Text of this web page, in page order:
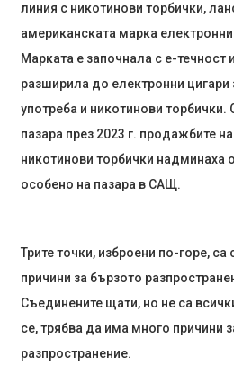
линия с никотинови торбички,
американската марка
Марката е започнала с е-течност
разширила до електронни цигари
употреба и никотинови торбички.
пазара през 2023 г. продажбите
никотинови торбички надминаха
особено на пазара в САЩ.
Трите точки, изброени по-горе,
причини за бързото
Съединените щати, но не са
се, трябва да има много причини
разпространение.